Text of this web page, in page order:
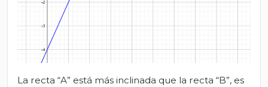
La recta “A” está más inclinada que la recta “B”, es